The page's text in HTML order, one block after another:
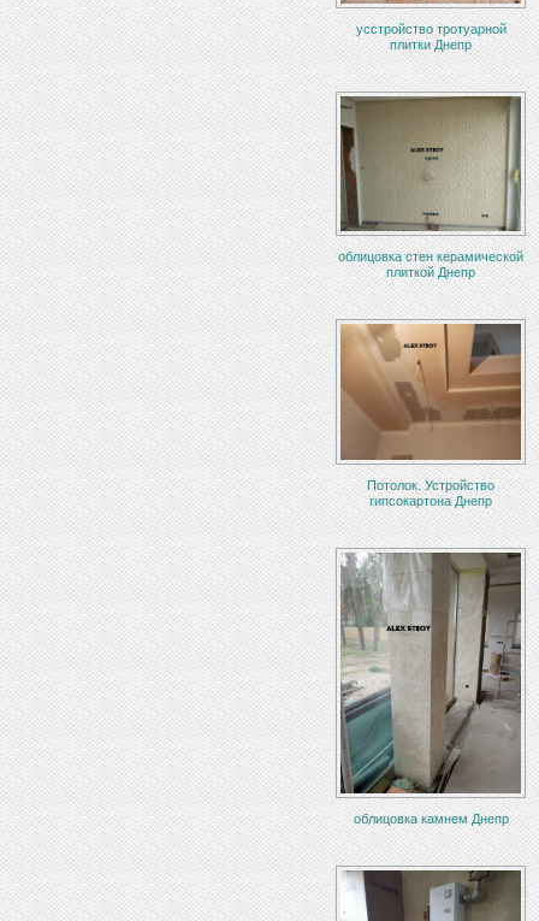
усстройство тротуарной
плитки Днепр
облицовка стен керамической
плиткой Днепр
Потолок. Устройство
гипсокартона Днепр
облицовка камнем Днепр